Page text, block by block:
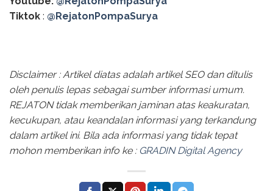
Tiktok : @RejatonPompaSurya
Disclaimer : Artikel diatas adalah artikel SEO dan ditulis
oleh penulis lepas sebagai sumber informasi umum.
REJATON tidak memberikan jaminan atas keakuratan,
kecukupan, atau keandalan informasi yang terkandung
dalam artikel ini. Bila ada informasi yang tidak tepat
mohon memberikan info ke : GRADIN Digital Agency